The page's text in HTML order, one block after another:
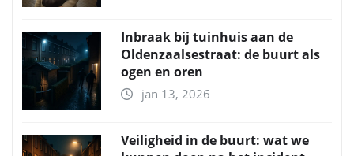
Inbraak bij tuinhuis aan de
Oldenzaalsestraat: de buurt als
ogen en oren
jan 13, 2026
Veiligheid in de buurt: wat we